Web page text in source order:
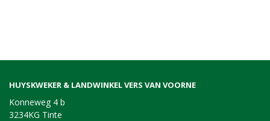
HUYSKWEKER & LANDWINKEL VERS VAN VOORNE
Konneweg 4 b
3234KG Tinte